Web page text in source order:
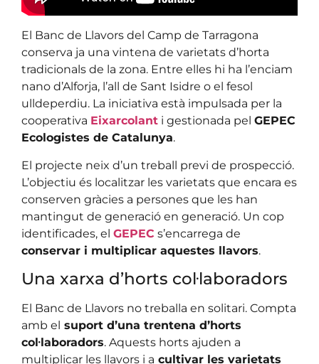
El Banc de Llavors del Camp de Tarragona
conserva ja una vintena de varietats d’horta
tradicionals de la zona. Entre elles hi ha l’enciam
nano d’Alforja, l’all de Sant Isidre o el fesol
ulldeperdiu. La iniciativa està impulsada per la
cooperativa Eixarcolant i gestionada pel GEPEC
Ecologistes de Catalunya.
El projecte neix d’un treball previ de prospecció.
L’objectiu és localitzar les varietats que encara es
conserven gràcies a persones que les han
mantingut de generació en generació. Un cop
identificades, el GEPEC s’encarrega de
conservar i multiplicar aquestes llavors.
Una xarxa d’horts col·laboradors
El Banc de Llavors no treballa en solitari. Compta
amb el suport d’una trentena d’horts
col·laboradors. Aquests horts ajuden a
multiplicar les llavors i a cultivar les varietats